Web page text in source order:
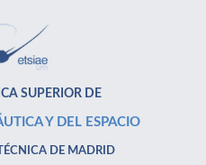
SUPERIOR DE
Y DEL ESPACIO
DE MADRID